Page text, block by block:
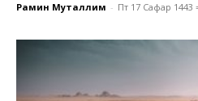
Рамин Муталлим - Пт 17 Сафар 1443